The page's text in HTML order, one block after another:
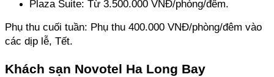
Plaza Suite: Từ 3.500.000 VNĐ/phòng/đêm.
Phụ thu cuối tuần: Phụ thu 400.000 VNĐ/phòng/đêm vào
các dịp lễ, Tết.
Khách sạn Novotel Ha Long Bay